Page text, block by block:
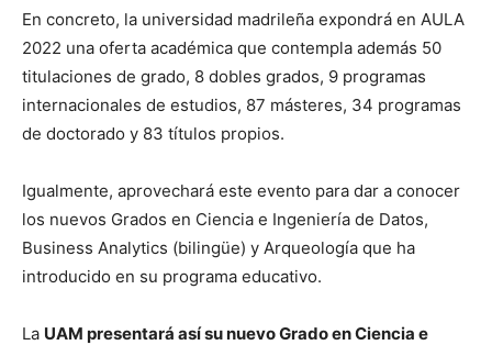
En concreto, la universidad madrileña expondrá en AULA
2022 una oferta académica que contempla además 50
titulaciones de grado, 8 dobles grados, 9 programas
internacionales de estudios, 87 másteres, 34 programas
de doctorado y 83 títulos propios.
Igualmente, aprovechará este evento para dar a conocer
los nuevos Grados en Ciencia e Ingeniería de Datos,
Business Analytics (bilingüe) y Arqueología que ha
introducido en su programa educativo.
La UAM presentará así su nuevo Grado en Ciencia e